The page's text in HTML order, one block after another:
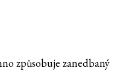
způsobuje zanedbaný